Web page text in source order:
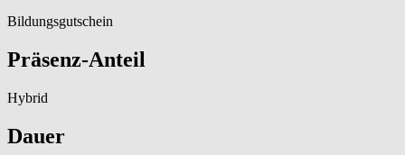
Bildungsgutschein
Präsenz-Anteil
Hybrid
Dauer